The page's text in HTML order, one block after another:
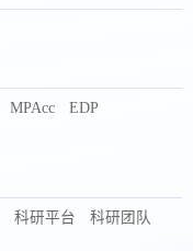
MPAcc
EDP
科研平台
科研团队